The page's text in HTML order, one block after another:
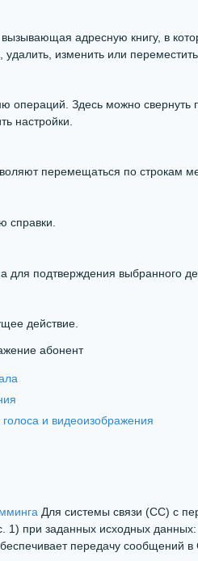
вызывающая адресную книгу, в
изменить или переместить
операций. Здесь можно свернуть
настройки.
перемещаться по строкам
справки.
для подтверждения выбранного
действие.
абонент
и видеоизображения
Для системы связи (СС) с
1) при заданных исходных
передачу сообщений в